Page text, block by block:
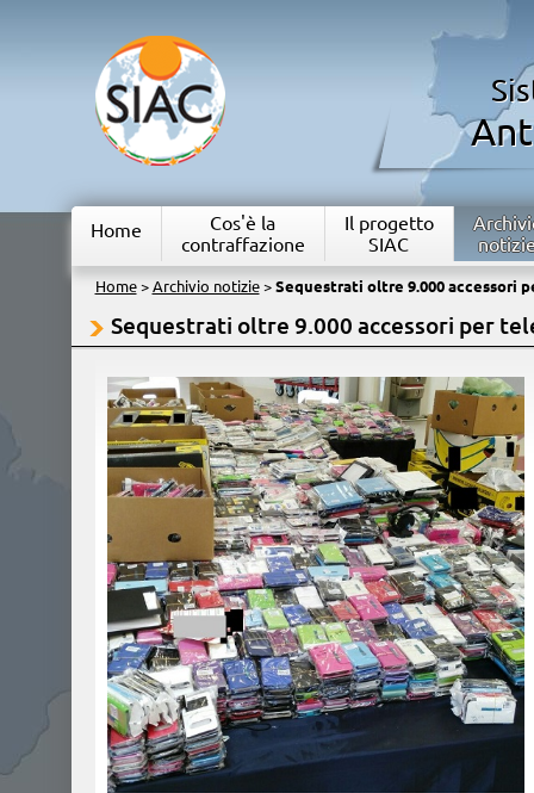
Home
Cos'è la
contraffazione
Il progetto
SIAC
Home> Archivio notizie> Sequestrati oltre 9.000 accessori
Sequestrati oltre 9.000 accessori per